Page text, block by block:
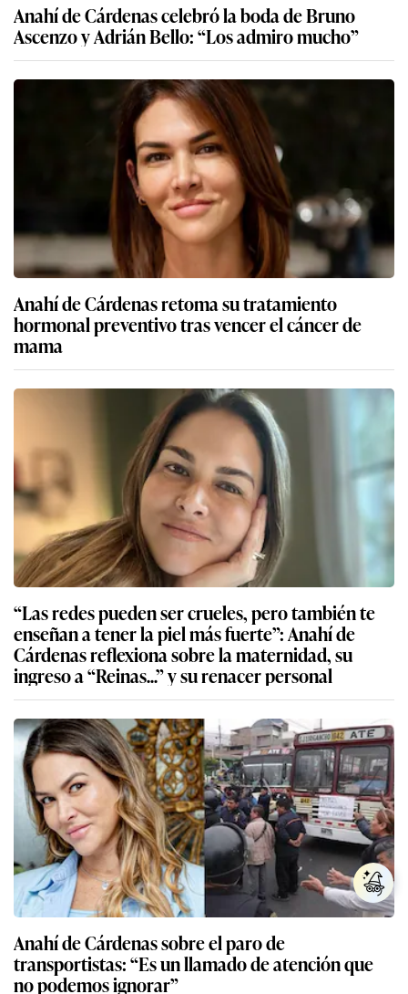
Anahí de Cárdenas celebró la boda de Bruno
Ascenzo y Adrián Bello: “Los admiro mucho”
Anahí de Cárdenas retoma su tratamiento
hormonal preventivo tras vencer el cáncer de
mama
“Las redes pueden ser crueles, pero también te
enseñan a tener la piel más fuerte”: Anahí de
Cárdenas reflexiona sobre la maternidad, su
ingreso a “Reinas...” y su renacer personal
Anahí de Cárdenas sobre el paro de
transportistas: “Es un llamado de atención que
no podemos ignorar”